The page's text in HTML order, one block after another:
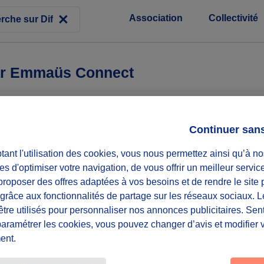
Association Collectivité
Emmaüs Connect
Connect agit pour aider les personnes en situation de
la transition numérique s’accélère, l’enjeu de l’inclusion
: de l’accès aux droits à l’emploi, en passant par la
Connect a accompagné 25 000 personnes cumulant
et gagner en autonomie.
forme les personnes qui en ont le plus besoin aux
et s’assure qu’elles possèdent un « bagage numérique
agit dans huit villes de France, directement dans ses points
sociale.
l'utilisation des cookies, vous nous permettez ainsi qu’à
d'optimiser votre navigation, de vous offrir un meilleur
des offres adaptées à vos besoins et de rendre le site
aux fonctionnalités de partage sur les réseaux sociaux.
utilisés pour personnaliser nos annonces publicitaires.
les cookies, vous pouvez changer d’avis et modifier
Continuer